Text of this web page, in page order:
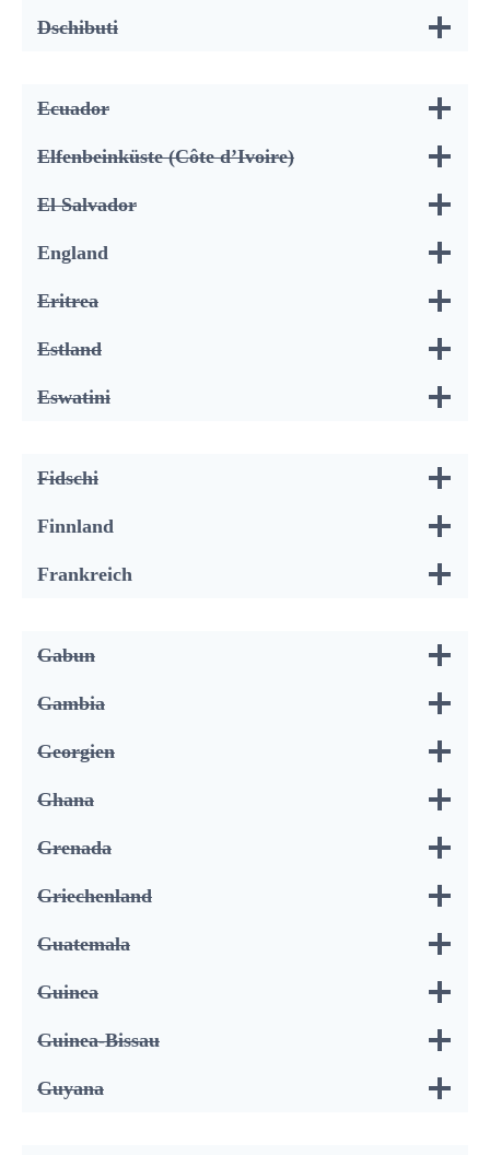
Dschibuti
Ecuador
Elfenbeinküste (Côte d’Ivoire)
El Salvador
England
Eritrea
Estland
Eswatini
Fidschi
Finnland
Frankreich
Gabun
Gambia
Georgien
Ghana
Grenada
Griechenland
Guatemala
Guinea
Guinea-Bissau
Guyana